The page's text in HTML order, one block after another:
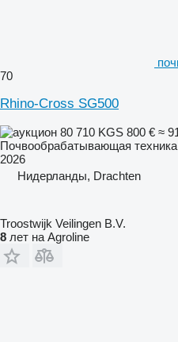
70
Rhino-Cross SG500
80 710 KGS 800 € ≈
Почвообрабатывающая
2026
Нидерланды, Drachten
Troostwijk Veilingen B.V.
8 лет на Agroline